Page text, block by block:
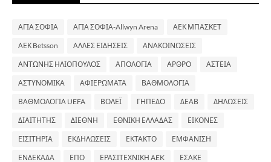
ΑΓΙΑ ΣΟΦΙΑ ΑΓΙΑ ΣΟΦΙΑ-Allwyn Arena ΑΕΚ ΜΠΑΣΚΕΤ
ΑΕΚ Betsson ΑΛΛΕΣ ΕΙΔΗΣΕΙΣ ΑΝΑΚΟΙΝΩΣΕΙΣ
ΑΝΤΩΝΗΣ ΗΛΙΟΠΟΥΛΟΣ ΑΠΟΛΟΓΙΑ ΑΡΘΡΟ ΑΣΤΕΙΑ
ΑΣΤΥΝΟΜΙΚΑ ΑΦΙΕΡΩΜΑΤΑ ΒΑΘΜΟΛΟΓΙΑ
ΒΑΘΜΟΛΟΓΙΑ UEFA ΒΟΛΕΪ ΓΗΠΕΔΟ ΔΕΑΒ ΔΗΛΩΣΕΙΣ
ΔΙΑΙΤΗΤΗΣ ΔΙΕΘΝΗ ΕΘΝΙΚΗ ΕΛΛΑΔΑΣ ΕΙΚΟΝΕΣ
ΕΙΣΙΤΗΡΙΑ ΕΚΔΗΛΩΣΕΙΣ ΕΚΤΑΚΤΟ ΕΜΦΑΝΙΣΗ
ΕΝΔΕΚΑΔΑ ΕΠΟ ΕΡΑΣΙΤΕΧΝΙΚΗ AEK ΕΣΑΚΕ